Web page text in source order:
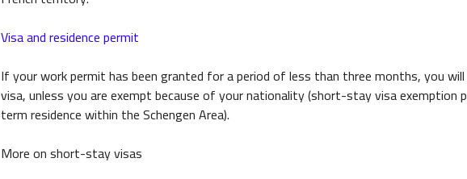
Visa and residence permit
If your work permit has been granted for a period of less than three months, you
visa, unless you are exempt because of your nationality (short-stay visa
term residence within the Schengen Area).
More on short-stay visas